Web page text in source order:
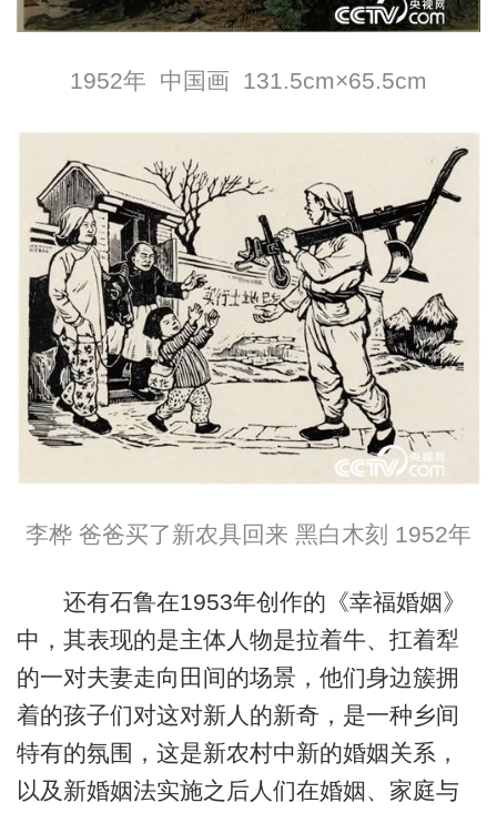
1952年 中国画 131.5cm×65.5cm
李桦 爸爸买了新农具回来 黑白木刻 1952年
还有石鲁在1953年创作的《幸福婚姻》
中，其表现的是主体人物是拉着牛、扛着犁
的一对夫妻走向田间的场景，他们身边簇拥
着的孩子们对这对新人的新奇，是一种乡间
特有的氛围，这是新农村中新的婚姻关系，
以及新婚姻法实施之后人们在婚姻、家庭与